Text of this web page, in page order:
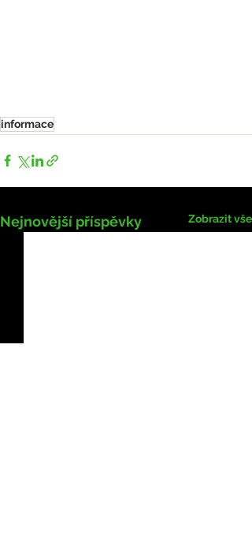
informace
Nejnovější příspěvky Zobrazit vše